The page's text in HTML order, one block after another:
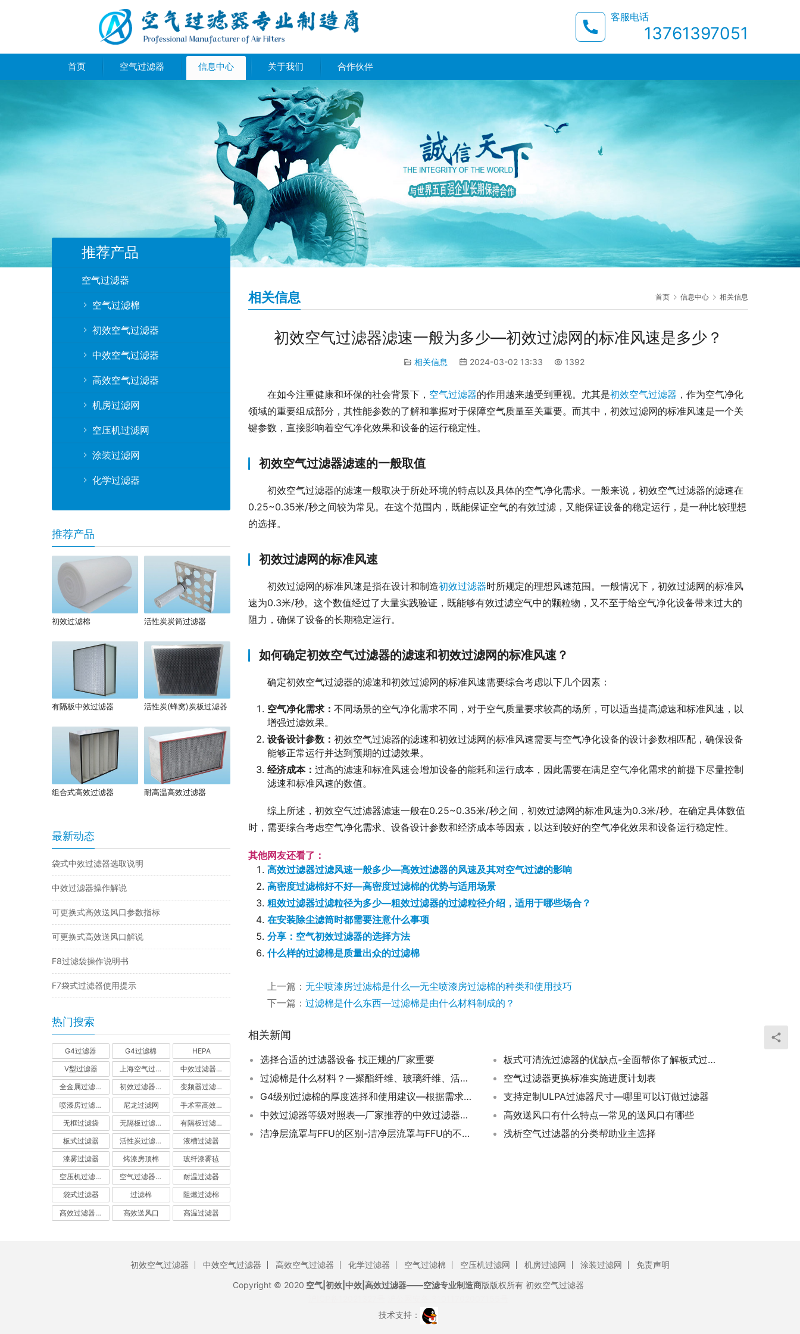
客服电话
13761397051
首页 空气过滤器 信息中心 关于我们 合作伙伴
首页 信息中心 相关信息
相关信息
初效空气过滤器滤速一般为多少—初效过滤网的标准风速是多少？
相关信息 2024-03-02 13:33 1392
在如今注重健康和环保的社会背景下， 空气过滤器的作用越来越受到重视。尤其是初效空气过滤器 ，作为空气净化
领域的重要组成部分，其性能参数的了解和掌握对于保障空气质量至关重要。而其中，初效过滤网的标准风速是一个关
键参数，直接影响着空气净化效果和设备的运行稳定性。
初效空气过滤器滤速的一般取值
初效空气过滤器的滤速一般取决于所处环境的特点以及具体的空气净化需求。一般来说，初效空气过滤器的滤速在
0.25~0.35米/秒之间较为常见。在这个范围内，既能保证空气的有效过滤，又能保证设备的稳定运行，是一种比较理想
的选择。
初效过滤网的标准风速
初效过滤网的标准风速是指在设计和制造初效过滤器时所规定的理想风速范围。一般情况下，初效过滤网的标准风
速为0.3米/秒。这个数值经过了大量实践验证，既能够有效过滤空气中的颗粒物，又不至于给空气净化设备带来过大的
阻力，确保了设备的长期稳定运行。
如何确定初效空气过滤器的滤速和初效过滤网的标准风速？
确定初效空气过滤器的滤速和初效过滤网的标准风速需要综合考虑以下几个因素：
空气净化需求： 不同场景的空气净化需求不同，对于空气质量要求较高的场所，可以适当提高滤速和标准风速，以
增强过滤效果。
设备设计参数： 初效空气过滤器的滤速和初效过滤网的标准风速需要与空气净化设备的设计参数相匹配，确保设备
能够正常运行并达到预期的过滤效果。
经济成本： 过高的滤速和标准风速会增加设备的能耗和运行成本，因此需要在满足空气净化需求的前提下尽量控制
滤速和标准风速的数值。
综上所述，初效空气过滤器滤速一般在0.25~0.35米/秒之间，初效过滤网的标准风速为0.3米/秒。在确定具体数值
时，需要综合考虑空气净化需求、设备设计参数和经济成本等因素，以达到较好的空气净化效果和设备运行稳定性。
其他网友还看了：
高效过滤器过滤风速一般多少—高效过滤器的风速及其对空气过滤的影响
高密度过滤棉好不好—高密度过滤棉的优势与适用场景
粗效过滤器过滤粒径为多少—粗效过滤器的过滤粒径介绍，适用于哪些场合？
在安装除尘滤筒时都需要注意什么事项
分享：空气初效过滤器的选择方法
什么样的过滤棉是质量出众的过滤棉
上一篇： 无尘喷漆房过滤棉是什么—无尘喷漆房过滤棉的种类和使用技巧
下一篇： 过滤棉是什么东西—过滤棉是由什么材料制成的？
相关新闻
选择合适的过滤器设备 找正规的厂家重要
板式可清洗过滤器的优缺点-全面帮你了解板式过滤器
过滤棉是什么材料？—聚酯纤维、玻璃纤维、活性碳这些你知道吗？
空气过滤器更换标准实施进度计划表
G4级别过滤棉的厚度选择和使用建议—根据需求选择合适的过滤棉厚度。
支持定制ULPA过滤器尺寸—哪里可以订做过滤器
中效过滤器等级对照表—厂家推荐的中效过滤器等级参考对照表
高效送风口有什么特点—常见的送风口有哪些
洁净层流罩与FFU的区别-洁净层流罩与FFU的不同之处
浅析空气过滤器的分类帮助业主选择
推荐产品
空气过滤器
空气过滤棉
初效空气过滤器
中效空气过滤器
高效空气过滤器
机房过滤网
空压机过滤网
涂装过滤网
化学过滤器
推荐产品
初效过滤棉 活性炭炭筒过滤器
有隔板中效过滤器 活性炭(蜂窝)炭板过滤器
组合式高效过滤器 耐高温高效过滤器
最新动态
袋式中效过滤器选取说明
中效过滤器操作解说
可更换式高效送风口参数指标
可更换式高效送风口解说
F8过滤袋操作说明书
F7袋式过滤器使用提示
热门搜索
G4过滤器 G4过滤棉 HEPA
V型过滤器 上海空气过滤器 中效过滤器-中效空气过滤器
全金属过滤器 初效过滤器-初效空气过滤器 变频器过滤器
喷漆房过滤棉 尼龙过滤网 手术室高效过滤器
无框过滤袋 无隔板过滤器 有隔板过滤器
板式过滤器 活性炭过滤器-活性炭空气过滤器 液槽过滤器
漆雾过滤器 烤漆房顶棉 玻纤漆雾毡
空压机过滤网 空气过滤器厂家 耐温过滤器
袋式过滤器 过滤棉 阻燃过滤棉
高效过滤器-高效空气过滤器 高效送风口 高温过滤器
初效空气过滤器 中效空气过滤器 高效空气过滤器 化学过滤器 空气过滤棉 空压机过滤网 机房过滤网 涂装过滤网
免责声明
Copyright © 2020 空气|初效|中效|高效过滤器——空滤专业制造商版版权所有 初效空气过滤器
技术支持：